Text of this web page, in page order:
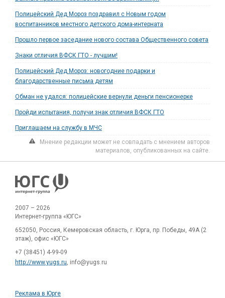
Полицейский Дед Мороз поздравил с Новым годом
воспитанников местного детского дома-интерната
Прошло первое заседание нового состава Общественного совета
Знаки отличия ВФСК ГТО - лучшим!
Полицейский Дед Мороз: новогодние подарки и
благодарственные письма детям
Обман не удался: полицейские вернули деньги пенсионерке
Пройди испытания, получи знак отличия ВФСК ГТО
Приглашаем на службу в МЧС
Мнение редакции может не совпадать с мнением авторов
материалов, опубликованных на сайте.
2007 – 2026
Интернет-группа «ЮГС»
652050, Россия, Кемеровская область, г. Юрга, пр. Победы, 49А (2
этаж), офис «ЮГС»
+7 (38451) 4-99-09
http://www.yugs.ru , info@yugs.ru
Реклама в Юрге